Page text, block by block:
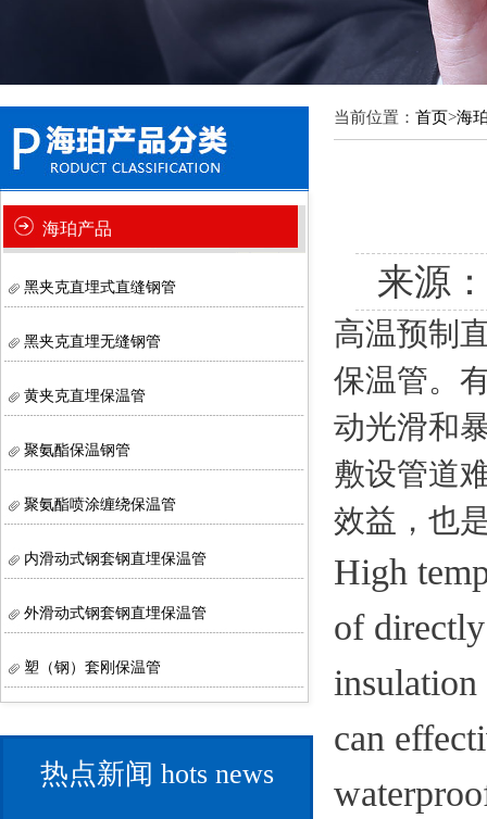
海珀产品
黑夹克直埋式直缝钢管
黑夹克直埋无缝钢管
黄夹克直埋保温管
聚氨酯保温钢管
聚氨酯喷涂缠绕保温管
内滑动式钢套钢直埋保温管
外滑动式钢套钢直埋保温管
塑（钢）套刚保温管
热点新闻 hots news
当前位置： 首页>海
来源：
高温预制
保温管。
动光滑和
敷设管道
效益，也
High
of
insulation
can